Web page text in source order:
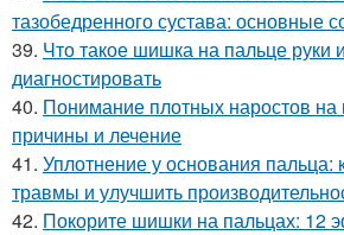
тазобедренного сустава: основные
39. Что такое шишка на пальце руки
диагностировать
40. Понимание плотных наростов на
причины и лечение
41. Уплотнение у основания пальца:
травмы и улучшить
42. Покорите шишки на пальцах: 12